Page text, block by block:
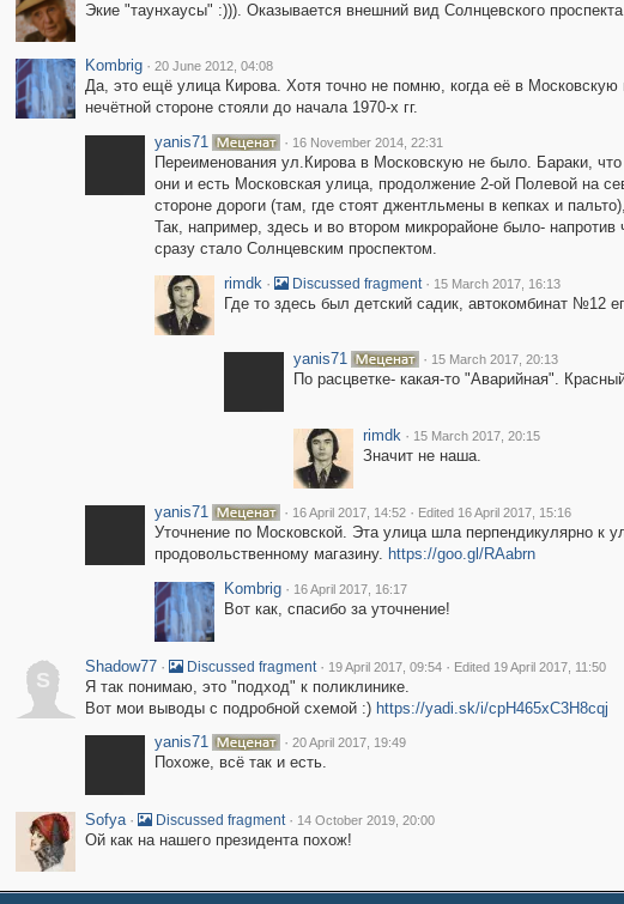
Экие "таунхаусы" :))). Оказывается внешний вид Солнцевского
Kombrig · 20 June 2012, 04:08
Да, это ещё улица Кирова. Хотя точно не помню, когда её в
нечётной стороне стояли до начала 1970-х гг.
yanis71
· 16 November 2014, 22:31
Переименования ул.Кирова в Московскую не было. Бараки,
они и есть Московская улица, продолжение 2-ой Полевой на
стороне дороги (там, где стоят джентльмены в кепках и
Так, например, здесь и во втором микрорайоне было-
сразу стало Солнцевским проспектом.
rimdk · Discussed fragment · 15 March 2017, 16:13
Где то здесь был детский садик, автокомбинат №12
yanis71 · 15 March 2017, 20:13
По расцветке- какая-то "Аварийная".
rimdk · 15 March 2017, 20:15
Значит не наша.
yanis71 · 16 April 2017, 14:52 · Edited 16 April 2017, 15:16
Уточнение по Московской. Эта улица шла перпендикулярно к
продовольственному магазину. https://goo.gl/RAabrn
Kombrig · 16 April 2017, 16:17
Вот как, спасибо за уточнение!
S
Shadow77 · Discussed fragment · 19 April 2017, 09:54 · Edited 19 April 2017, 11:50
Я так понимаю, это "подход" к поликлинике.
Вот мои выводы с подробной схемой :) https://yadi.sk/i/cpH465xC3H8cqj
yanis71
· 20 April 2017, 19:49
Похоже, всё так и есть.
Sofya · Discussed fragment · 14 October 2019, 20:00
Ой как на нашего президента похож!